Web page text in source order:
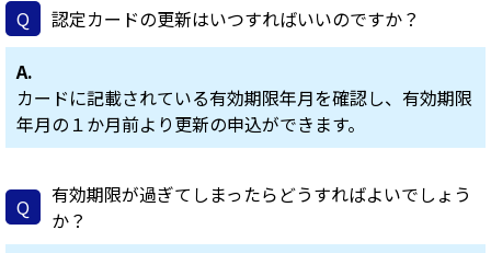
Q
認定カードの更新はいつすればいいのですか？
A.
カードに記載されている有効期限年月を確認し、有効期限
年月の１か月前より更新の申込ができます。
Q
有効期限が過ぎてしまったらどうすればよいでしょう
か？